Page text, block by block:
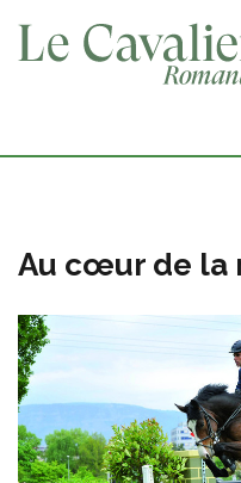
Au cœur de la